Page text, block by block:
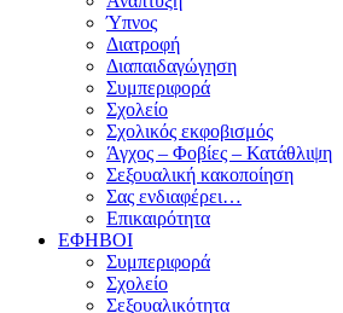
Ύπνος
Διατροφή
Διαπαιδαγώγηση
Συμπεριφορά
Σχολείο
Σχολικός εκφοβισμός
Άγχος – Φοβίες – Κατάθλιψη
Σεξουαλική κακοποίηση
Σας ενδιαφέρει…
Επικαιρότητα
ΕΦΗΒΟΙ
Συμπεριφορά
Σχολείο
Σεξουαλικότητα